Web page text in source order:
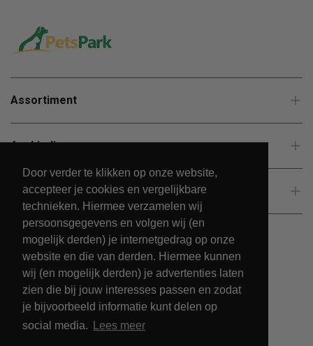
Door verder te klikken op onze website,
accepteer je cookies en vergelijkbare
technieken. Hiermee verzamelen wij
persoonsgegevens en volgen wij (en
mogelijk derden) je internetgedrag op onze
website en die van derden. Hiermee kunnen
wij (en mogelijk derden) je advertenties laten
zien die bij jouw interesses passen en zodat
je bijvoorbeeld informatie kunt delen op
social media.
Lees meer
Assortiment
Aanbiedingen
Klantenservice